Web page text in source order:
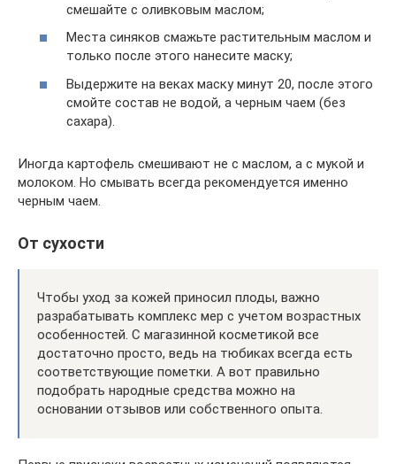
смешайте с оливковым маслом;
Места синяков смажьте растительным маслом и
только после этого нанесите маску;
Выдержите на веках маску минут 20, после этого
смойте состав не водой, а черным чаем (без
сахара).
Иногда картофель смешивают не с маслом, а с мукой и
молоком. Но смывать всегда рекомендуется именно
черным чаем.
От сухости
Чтобы уход за кожей приносил плоды, важно
разрабатывать комплекс мер с учетом возрастных
особенностей. С магазинной косметикой все
достаточно просто, ведь на тюбиках всегда есть
соответствующие пометки. А вот правильно
подобрать народные средства можно на
основании отзывов или собственного опыта.